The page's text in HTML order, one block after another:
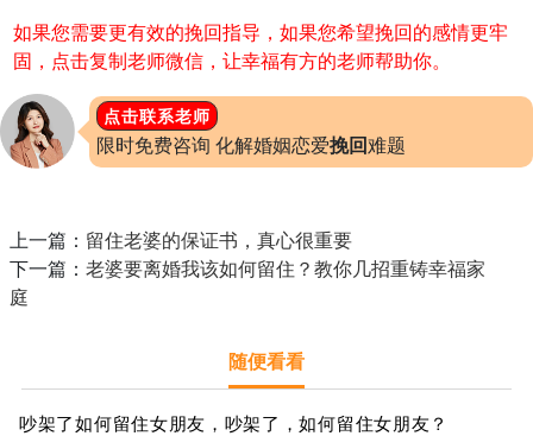
如果您需要更有效的挽回指导，如果您希望挽回的感情更牢
固，点击复制老师微信，让幸福有方的老师帮助你。
点击联系老师
限时免费咨询 化解婚姻恋爱挽回难题
上一篇： 留住老婆的保证书，真心很重要
下一篇： 老婆要离婚我该如何留住？教你几招重铸幸福家
庭
随便看看
吵架了如何留住女朋友，吵架了，如何留住女朋友？